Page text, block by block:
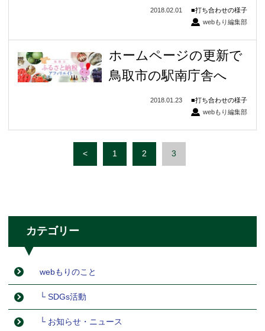
2018.02.01
打ち合わせの様子
webもり編集部
ホームページの更新で
鳥取市の駅南庁舎へ
2018.01.23
打ち合わせの様子
webもり編集部
< 1 2 3
カテゴリー
webもりのこと
└ SDGs活動
└ お知らせ・ニュース